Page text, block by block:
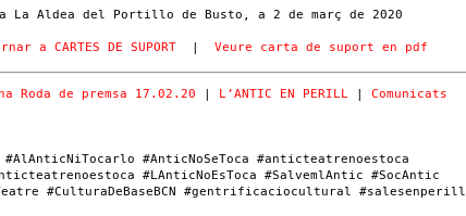
La Aldea del Portillo de Busto, a 2 de març de 2020
a CARTES DE SUPORT Veure carta de suport en pdf
Roda de premsa 17.02.20 L’ANTIC EN PERILL Comunicats
#AlAnticNiTocarlo #AnticNoSeToca #anticteatrenoestoca
#LAnticNoEsToca #SalvemlAntic #SocAntic
#CulturaDeBaseBCN #gentrificaciocultural #salesenperill